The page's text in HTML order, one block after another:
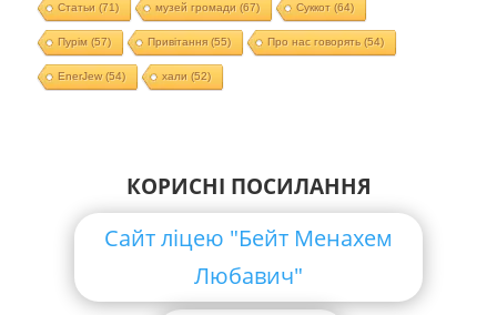
Статьи (71) музей громади (67) Суккот (64)
Пурім (57) Привітання(55) Про нас говорять (54)
EnerJew(54) хали (52)
КОРИСНІ ПОСИЛАННЯ
Сайт ліцею "Бейт Менахем
Любавич"